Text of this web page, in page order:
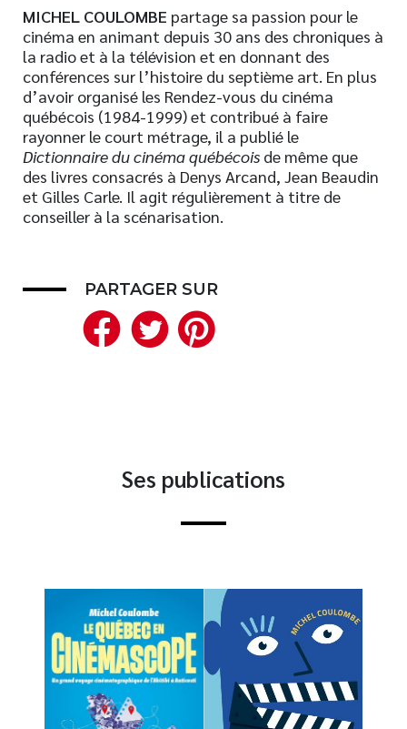
Témoignages
Vie pratique
Finances
Nouveautés
Numérique
Livres audio
Meilleurs vendeurs
Page vedette
À PROPOS
CONTACT
MICHEL COULOMBE partage sa passion pour le
cinéma en animant depuis 30 ans des chroniques à
la radio et à la télévision et en donnant des
conférences sur l’histoire du septième art. En plus
d’avoir organisé les Rendez-vous du cinéma
québécois (1984-1999) et contribué à faire
rayonner le court métrage, il a publié le
Dictionnaireducinémaquébécois de même que
des livres consacrés à Denys Arcand, Jean Beaudin
et Gilles Carle. Il agit régulièrement à titre de
conseiller à la scénarisation.
PARTAGER SUR
Facebook
Twitter
Ses publications